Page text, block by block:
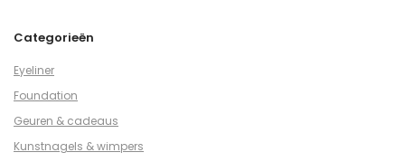
Categorieën
Eyeliner
Foundation
Geuren & cadeaus
Kunstnagels & wimpers